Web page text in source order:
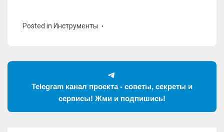
Posted in Инструменты
Telegram канал проекта - советы, секреты и
сервисы! Жми и подпишись!